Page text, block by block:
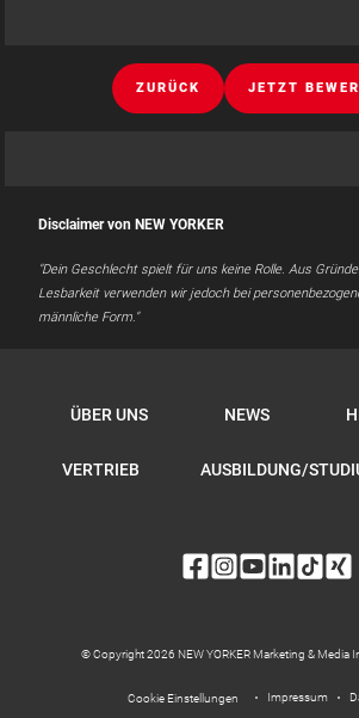
ZURÜCK JETZT
Disclaimer von NEW YORKER
"Dein Geschlecht spielt für uns keine Rolle. Aus
Lesbarkeit verwenden wir jedoch bei
männliche Form."
ÜBER UNS NEWS
VERTRIEB AUSBILDUNG/
© Copyright 2026 NEW YORKER Marketing & Media
Cookie Einstellungen Impressum